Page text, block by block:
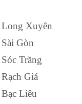
Long Xuyên
Gòn
Trăng
Giá
Liêu